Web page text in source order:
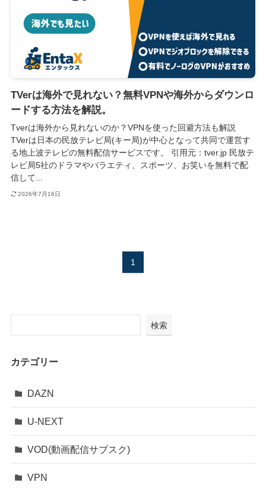
TVerは海外で見れない？無料VPNや海外からダウンロ
ードする方法を解説。
Tverは海外から見れないのか？VPNを使った回避方法も解説
TVerは日本の民放テレビ局(キー局)が中心となって共同で運営す
る地上波テレビの無料配信サービスです。 引用元：tver.jp 民放テ
レビ局5社のドラマやバラエティ、スポーツ、お笑いを無料で配
信して...
2026年7月16日
1
検索
カテゴリー
DAZN
U-NEXT
VOD(動画配信サブスク)
VPN